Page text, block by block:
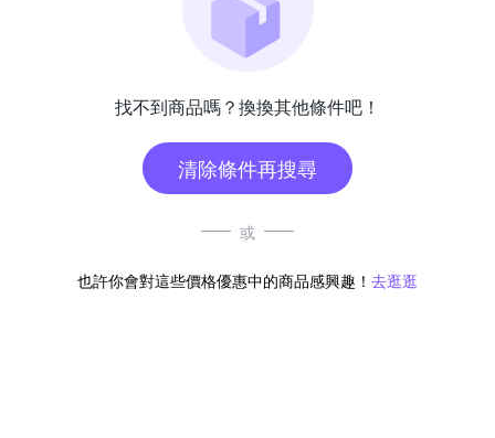
找不到商品嗎？換換其他條件吧！
清除條件再搜尋
或
也許你會對這些價格優惠中的商品感興趣！ 去逛逛